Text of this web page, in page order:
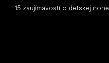
15 zaujímavostí o detskej nohe